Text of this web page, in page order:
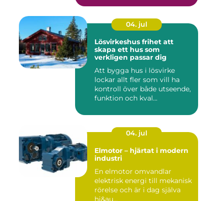
04. jul
Lösvirkeshus frihet att
skapa ett hus som
verkligen passar dig
Att bygga hus i lösvirke
lockar allt fler som vill ha
kontroll över både utseende,
funktion och kval...
04. jul
Elmotor – hjärtat i modern
industri
En elmotor omvandlar
elektrisk energi till mekanisk
rörelse och är i dag själva
hj&au...